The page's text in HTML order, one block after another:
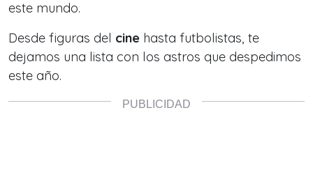
este mundo.
Desde figuras del cine hasta futbolistas, te
dejamos una lista con los astros que despedimos
este año.